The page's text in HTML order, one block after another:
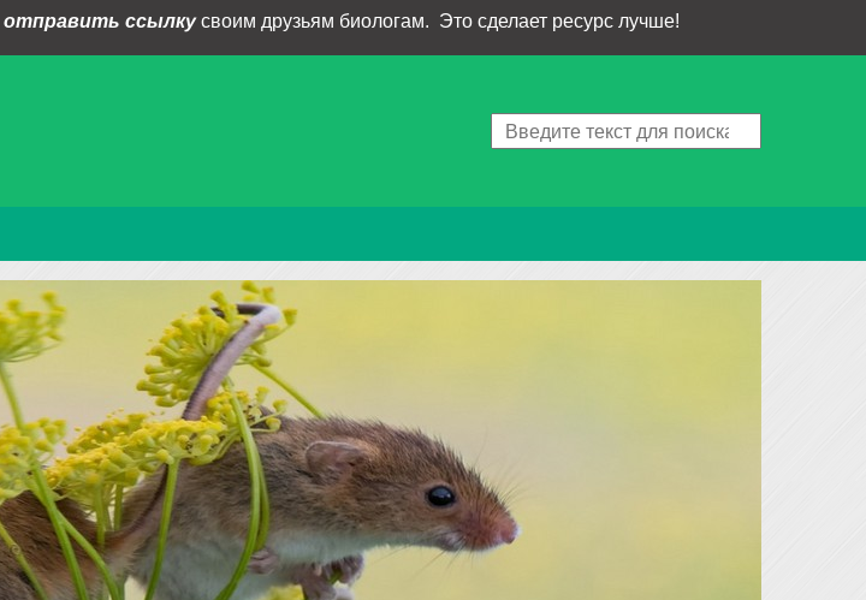
отправить ссылкусвоим друзьям биологам. Это сделает ресурс лучше!